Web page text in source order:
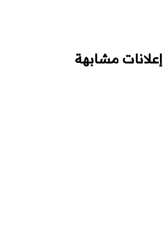
إعلانات مشابهة